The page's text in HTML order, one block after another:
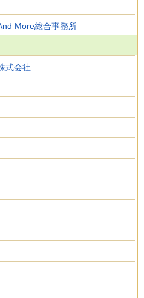
More総合事務所
式会社